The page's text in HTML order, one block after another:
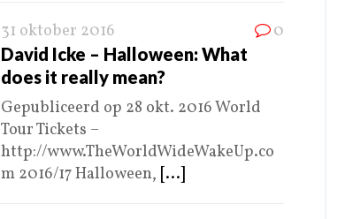
31 oktober 2016 0
David Icke – Halloween: What
does it really mean?
Gepubliceerd op 28 okt. 2016 World
Tour Tickets –
http://www.TheWorldWideWakeUp.co
m 2016/17 Halloween, [...]